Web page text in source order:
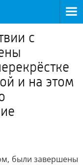
с
и на этом
были завершены